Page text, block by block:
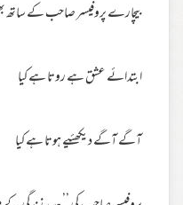
بیچارے پروفیسر صاحب کے ساتھ
ابتدائے عشق ہے روتا ہے کیا
آگے آگے دیکھئیے ہوتا ہے کیا